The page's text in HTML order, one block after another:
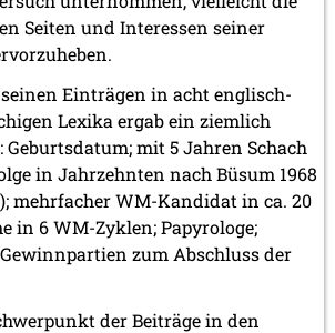
Seiten und Interessen seiner
Einträgen in acht englisch-
Lexika ergab ein ziemlich
mit 5 Jahren Schach
in Jahrzehnten nach Büsum 1968
mehrfacher WM-Kandidat in ca. 20
in 6 WM-Zyklen; Papyrologe;
zum Abschluss der
der Beiträge in den